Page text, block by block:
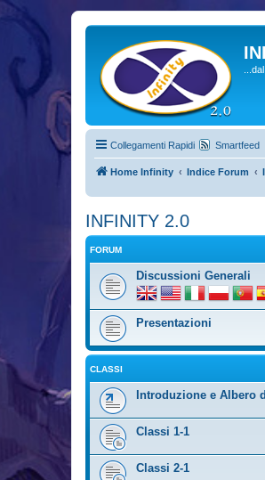
Collegamenti Rapidi Smartfeed
Home Infinity Indice Forum
INFINITY 2.0
FORUM
Discussioni Generali
Presentazioni
CLASSI
Introduzione e Albero
Classi 1-1
Classi 2-1